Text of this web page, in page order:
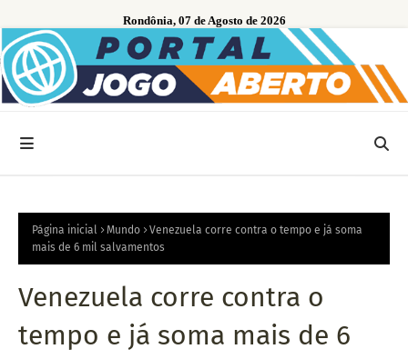
Rondônia, 07 de Agosto de 2026
Página inicial Mundo
Venezuela corre contra o tempo e já soma
mais de 6 mil salvamentos
Venezuela corre contra o
tempo e já soma mais de 6